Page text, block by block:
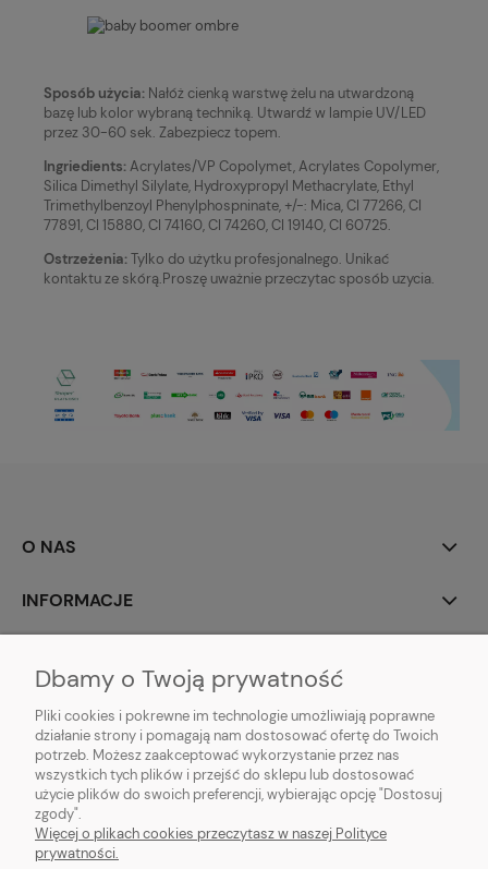
Sposób użycia: Nałóż cienką warstwę żelu na utwardzoną
bazę lub kolor wybraną techniką. Utwardź w lampie UV/LED
przez 30-60 sek. Zabezpiecz topem.
Ingriedients:Acrylates/VP Copolymet, Acrylates Copolymer,
Silica Dimethyl Silylate, Hydroxypropyl Methacrylate, Ethyl
Trimethylbenzoyl Phenylphospninate, +/-: Mica, CI 77266, CI
77891, CI 15880, CI 74160, CI 74260, CI 19140, CI 60725.
Ostrzeżenia:Tylko do użytku profesjonalnego. Unikać
kontaktu ze skórą.Proszę uważnie przeczytac sposób uzycia.
O NAS
INFORMACJE
POMOC
Hurtownia kosmetyczna Zby-Mal | ul. Mościckiego 14; 66-400 Gorzów
Wlkp. | NIP: 5992806699 | Tel.698 35 12 13|zby-mal@wp.pl
Dbamy o Twoją prywatność
Pliki cookies i pokrewne im technologie umożliwiają poprawne
działanie strony i pomagają nam dostosować ofertę do Twoich
potrzeb. Możesz zaakceptować wykorzystanie przez nas
wszystkich tych plików i przejść do sklepu lub dostosować
użycie plików do swoich preferencji, wybierając opcję "Dostosuj
zgody".
Więcej o plikach cookies przeczytasz w naszej Polityce
prywatności.